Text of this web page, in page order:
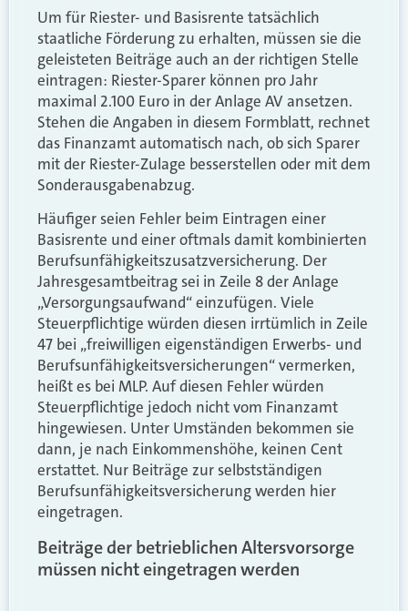
Um für Riester- und Basisrente tatsächlich
staatliche Förderung zu erhalten, müssen sie die
geleisteten Beiträge auch an der richtigen Stelle
eintragen: Riester-Sparer können pro Jahr
maximal 2.100 Euro in der Anlage AV ansetzen.
Stehen die Angaben in diesem Formblatt, rechnet
das Finanzamt automatisch nach, ob sich Sparer
mit der Riester-Zulage besserstellen oder mit dem
Sonderausgabenabzug.
Häufiger seien Fehler beim Eintragen einer
Basisrente und einer oftmals damit kombinierten
Berufsunfähigkeitszusatzversicherung. Der
Jahresgesamtbeitrag sei in Zeile 8 der Anlage
„Versorgungsaufwand“ einzufügen. Viele
Steuerpflichtige würden diesen irrtümlich in Zeile
47 bei „freiwilligen eigenständigen Erwerbs- und
Berufsunfähigkeitsversicherungen“ vermerken,
heißt es bei MLP. Auf diesen Fehler würden
Steuerpflichtige jedoch nicht vom Finanzamt
hingewiesen. Unter Umständen bekommen sie
dann, je nach Einkommenshöhe, keinen Cent
erstattet. Nur Beiträge zur selbstständigen
Berufsunfähigkeitsversicherung werden hier
eingetragen.
Beiträge der betrieblichen Altersvorsorge
müssen nicht eingetragen werden